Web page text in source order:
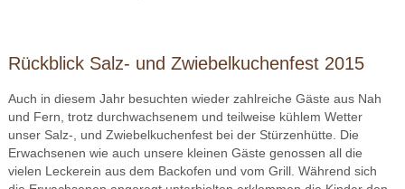
Rückblick Salz- und Zwiebelkuchenfest 2015
Auch in diesem Jahr besuchten wieder zahlreiche Gäste aus Nah
und Fern, trotz durchwachsenem und teilweise kühlem Wetter
unser Salz-, und Zwiebelkuchenfest bei der Stürzenhütte. Die
Erwachsenen wie auch unsere kleinen Gäste genossen all die
vielen Leckerein aus dem Backofen und vom Grill. Während sich